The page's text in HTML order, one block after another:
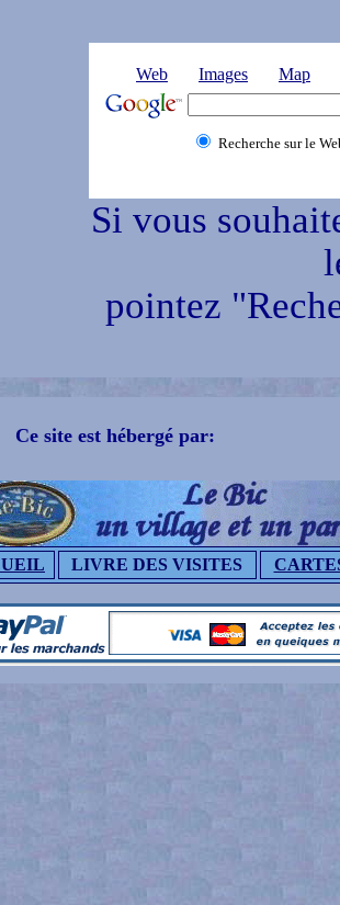
Web Images Map
Recherche sur le
Si vous
pointez
Ce site est hébergé par:
LIVRE DES VISITES